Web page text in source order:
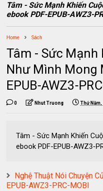
Tâm - Sức Mạnh Khiến
ebook PDF-EPUB-AWZ3-
Home Sách
Tâm - Sức
Như Mình Mong
EPUB-AWZ3-
0 Nhut Truong Thứ
Tâm - Sức Mạnh Khiến
ebook PDF-EPUB-AWZ3-
Nghệ Thuật Nói Chuyện
EPUB-AWZ3-PRC-MOBI